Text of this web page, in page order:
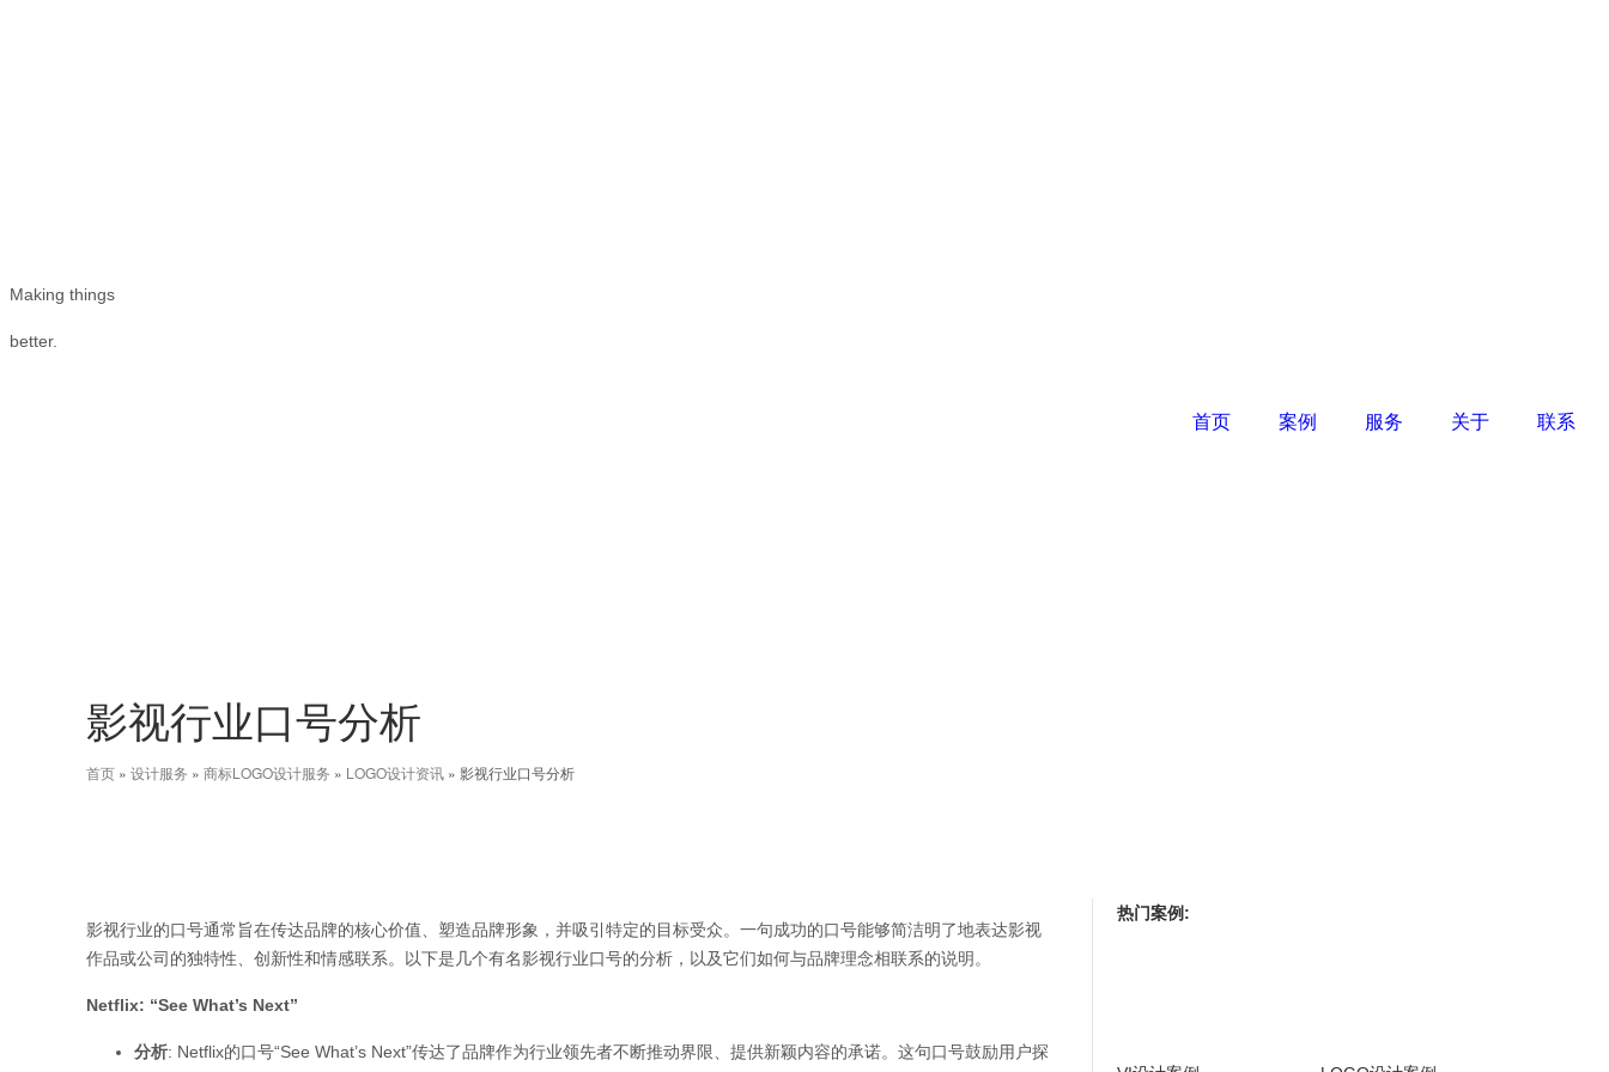
Making things
better.
首页 案例 服务 关于 联系
影视行业口号分析
首页 » 设计服务 » 商标LOGO设计服务 » LOGO设计资讯 » 影视行业口号分析
影视行业的口号通常旨在传达品牌的核心价值、塑造品牌形象，并吸引特定的目标受众。一句成功的口号能够简洁明了地表达影视
作品或公司的独特性、创新性和情感联系。以下是几个有名影视行业口号的分析，以及它们如何与品牌理念相联系的说明。
Netflix: “See What’s Next”
分析: Netflix的口号“See What’s Next”传达了品牌作为行业领先者不断推动界限、提供新颖内容的承诺。这句口号鼓励用户探
热门案例: